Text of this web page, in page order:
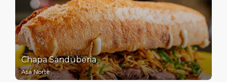
Chapa Sanduberia
Asa Norte